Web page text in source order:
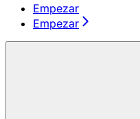
Empezar
Empezar